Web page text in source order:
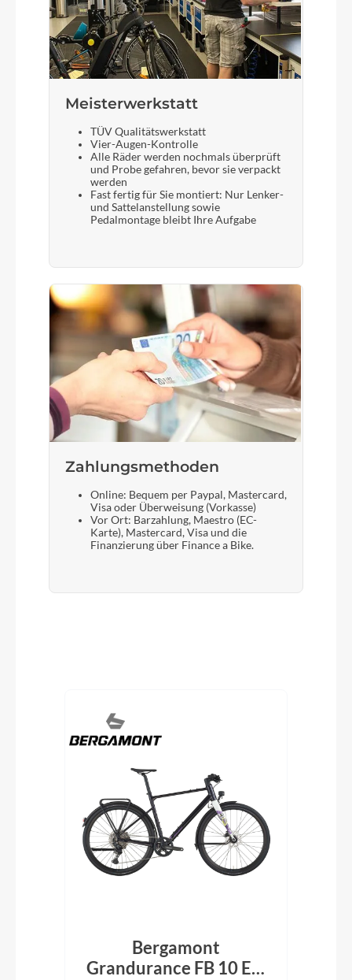
Meisterwerkstatt
TÜV Qualitätswerkstatt
Vier-Augen-Kontrolle
Alle Räder werden nochmals überprüft
und Probe gefahren, bevor sie verpackt
werden
Fast fertig für Sie montiert: Nur Lenker-
und Sattelanstellung sowie
Pedalmontage bleibt Ihre Aufgabe
Zahlungsmethoden
Online: Bequem per Paypal, Mastercard,
Visa oder Überweisung (Vorkasse)
Vor Ort: Barzahlung, Maestro (EC-
Karte), Mastercard, Visa und die
Finanzierung über Finance a Bike.
Bergamont
Grandurance FB 10 EQ